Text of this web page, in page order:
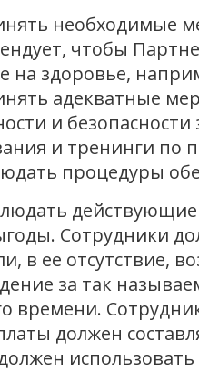
необходимые
чтобы
на здоровье,
адекватные
и
и тренинги по
процедуры
Сотрудники
в ее отсутствие,
за так
времени.
должен